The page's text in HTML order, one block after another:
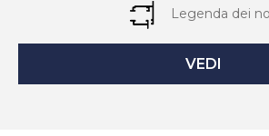
Legenda dei
VEDI